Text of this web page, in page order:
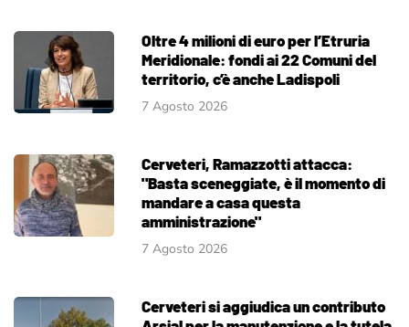
Oltre 4 milioni di euro per l’Etruria
Meridionale: fondi ai 22 Comuni del
territorio, c’è anche Ladispoli
7 Agosto 2026
Cerveteri, Ramazzotti attacca:
"Basta sceneggiate, è il momento di
mandare a casa questa
amministrazione"
7 Agosto 2026
Cerveteri si aggiudica un contributo